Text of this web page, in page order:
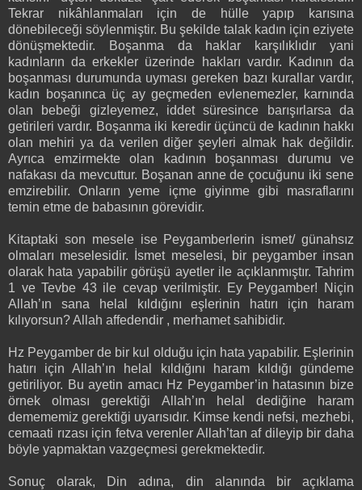
Tekrar nikâhlanmaları için de hülle yapıp karısına
dönebileceği söylenmiştir. Bu şekilde talak kadın için eziyete
dönüşmektedir. Boşanma da haklar karşılıklıdır yani
kadınların da erkekler üzerinde hakları vardır. Kadının da
boşanması durumunda uyması gereken bazı kurallar vardır,
kadın boşanınca üç ay geçmeden evlenemezler, karnında
olan bebeği gizleyemez, iddet süresince barışırlarsa da
getirileri vardır. Boşanma iki keredir üçüncü de kadının hakkı
olan mehiri ya da verilen diğer şeyleri almak hak değildir.
Ayrıca emzirmekte olan kadının boşanması durumu ve
nafakası da mevcuttur. Boşanan anne de çocuğunu iki sene
emzirebilir. Onların yeme içme giyinme gibi masraflarını
temin etme de babasının görevidir.
Kitaptaki son mesele ise Peygamberlerin ismet/ günahsız
olmaları meselesidir. İsmet meselesi, bir peygamber insan
olarak hata yapabilir görüşü ayetler ile açıklanmıştır. Tahrim
1 ve Tevbe 43 ile cevap verilmiştir. Ey Peygamber! Niçin
Allah’ın sana helal kıldığını eşlerinin hatırı için haram
kılıyorsun? Allah affedendir , merhamet sahibidir.
Hz Peygamber de bir kul olduğu için hata yapabilir. Eşlerinin
hatırı için Allah’ın helal kıldığını haram kıldığı gündeme
getiriliyor. Bu ayetin amacı Hz Peygamber’in hatasının bize
örnek olması gerektiği Allah’ın helal dediğine haram
demememiz gerektiği uyarısıdır. Kimse kendi nefsi, mezhebi,
cemaati rızası için fetva verenler Allah’tan af dileyip bir daha
böyle yapmaktan vazgeçmesi gerekmektedir.
Sonuç olarak, Din adına, din alanında bir açıklama